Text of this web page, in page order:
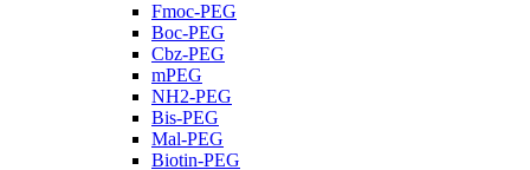
Fmoc-PEG
Boc-PEG
Cbz-PEG
mPEG
NH2-PEG
Bis-PEG
Mal-PEG
Biotin-PEG